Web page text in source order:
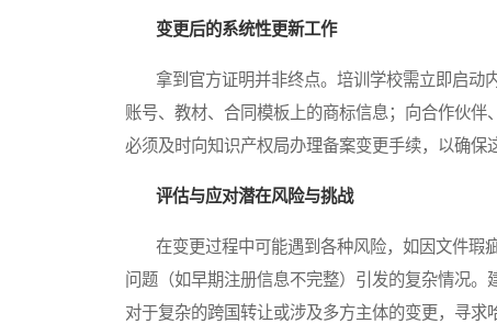
变更后的系统性更新工作
拿到官方证明并非终点。培训学校需立即启动
账号、教材、合同模板上的商标信息；向合作伙伴
必须及时向知识产权局办理备案变更手续，以确保
评估与应对潜在风险与挑战
在变更过程中可能遇到各种风险，如因文件瑕
问题（如早期注册信息不完整）引发的复杂情况。
对于复杂的跨国转让或涉及多方主体的变更，寻